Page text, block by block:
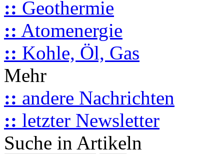
:: Geothermie
:: Atomenergie
:: Kohle, Öl, Gas
Mehr
:: andere Nachrichten
:: letzter Newsletter
Suche in Artikeln